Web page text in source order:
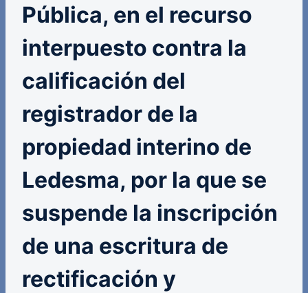
Pública, en el recurso
interpuesto contra la
calificación del
registrador de la
propiedad interino de
Ledesma, por la que se
suspende la inscripción
de una escritura de
rectificación y